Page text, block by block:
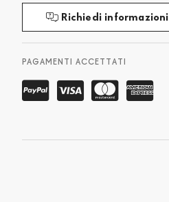
Richiedi informazioni
PAGAMENTI ACCETTATI